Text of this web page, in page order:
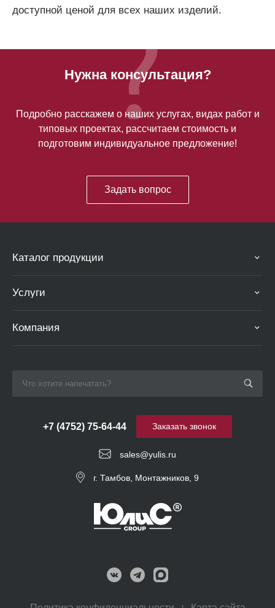
доступной ценой для всех наших изделий.
Нужна консультация?
Подробно расскажем о наших услугах, видах работ и
типовых проектах, рассчитаем стоимость и
подготовим индивидуальное предложение!
Задать вопрос
Каталог продукции
Услуги
Компания
sales@yulis.ru
+7 (4752) 75-64-44
г. Тамбов, Монтажников, 9
Заказать звонок